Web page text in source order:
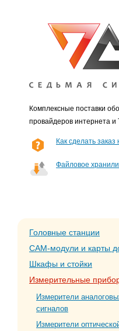
Комплексные поставки
провайдеров интернета и
Как сделать заказ
Файловое
Головные станции
CAM-модули и карты
Шкафы и стойки
Измерительные
Измерители
сигналов
Измерители